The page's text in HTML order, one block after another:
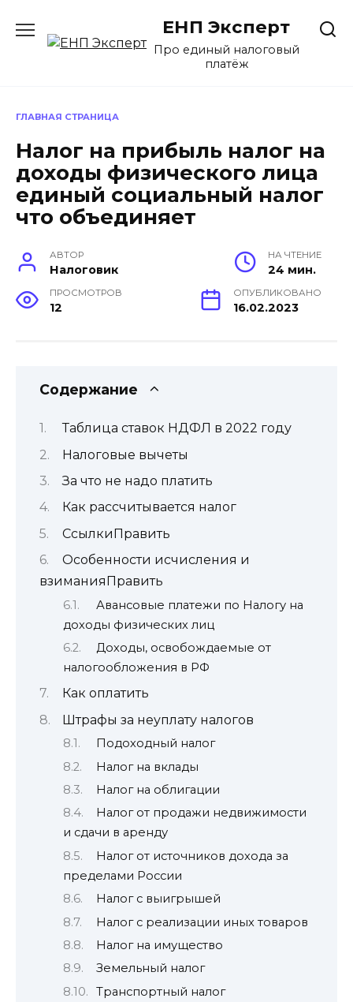
содержанию
ЕНП Эксперт
Про единый налоговый
платёж
ГЛАВНАЯ СТРАНИЦА
Налог на прибыль налог на
доходы физического лица
единый социальный налог
что объединяет
АВТОР
Налоговик
НА ЧТЕНИЕ
24 мин.
ПРОСМОТРОВ
12
ОПУБЛИКОВАНО
16.02.2023
Содержание
Таблица ставок НДФЛ в 2022 году
Налоговые вычеты
За что не надо платить
Как рассчитывается налог
СсылкиПравить
Особенности исчисления и
взиманияПравить
Авансовые платежи по Налогу на
доходы физических лиц
Доходы, освобождаемые от
налогообложения в РФ
Как оплатить
Штрафы за неуплату налогов
Подоходный налог
Налог на вклады
Налог на облигации
Налог от продажи недвижимости
и сдачи в аренду
Налог от источников дохода за
пределами России
Налог с выигрышей
Налог с реализации иных товаров
Налог на имущество
Земельный налог
Транспортный налог